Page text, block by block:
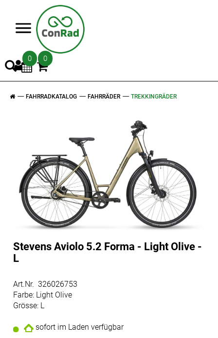
0 0
FAHRRADKATALOG FAHRRÄDER TREKKINGRÄDER
Stevens Aviolo 5.2 Forma - Light Olive -
L
Art.Nr. 326026753
Farbe: Light Olive
Grösse: L
sofort im Laden verfügbar